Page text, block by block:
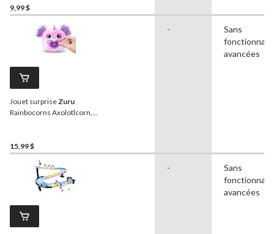
9,99 $
Jouet surprise Zuru
Rainbocorns Axolotlcorn, 3
15,99 $
-
Sans
avancées
-
Sans
avancées